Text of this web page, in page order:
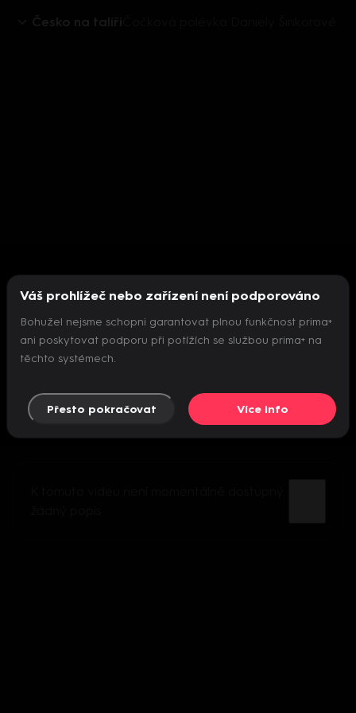
Česko na talíři
Nepodařilo se inicializovat přehrávač
Váš prohlížeč nebo zařízení není podporováno
Bohužel nejsme schopni garantovat plnou funkčnost prima+
ani poskytovat podporu při potížích se službou prima+ na
těchto systémech.
Přesto pokračovat Více info